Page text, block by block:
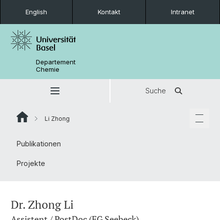
English Kontakt Intranet
Departement
Chemie
Suche
Li Zhong
Publikationen
Projekte
Dr. Zhong Li